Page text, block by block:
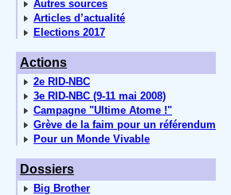
Autres sources
Articles d’actualité
Elections 2017
Actions
2e RID-NBC
3e RID-NBC (9-11 mai 2008)
Campagne "Ultime Atome !"
Grève de la faim pour un référendum
Pour un Monde Vivable
Dossiers
Big Brother